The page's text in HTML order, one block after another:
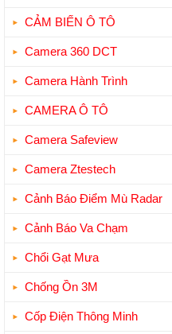
CẢM BIẾN Ô TÔ
Camera 360 DCT
Camera Hành Trình
CAMERA Ô TÔ
Camera Safeview
Camera Ztestech
Cảnh Báo Điểm Mù Radar
Cảnh Báo Va Chạm
Chổi Gạt Mưa
Chống Ồn 3M
Cốp Điện Thông Minh